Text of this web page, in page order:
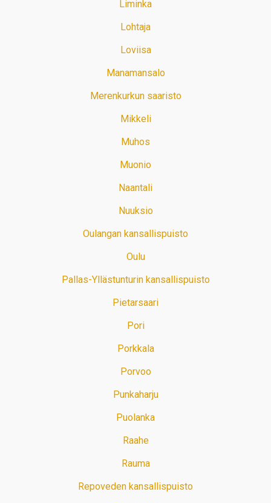
Liminka
Lohtaja
Loviisa
Manamansalo
Merenkurkun saaristo
Mikkeli
Muhos
Muonio
Naantali
Nuuksio
Oulangan kansallispuisto
Oulu
Pallas-Yllästunturin kansallispuisto
Pietarsaari
Pori
Porkkala
Porvoo
Punkaharju
Puolanka
Raahe
Rauma
Repoveden kansallispuisto